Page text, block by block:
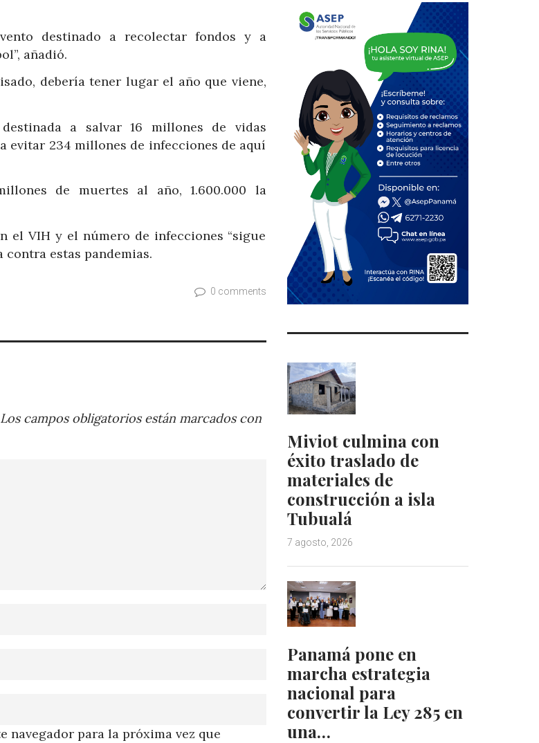
destinado a recolectar fondos y a
añadió.
debería tener lugar el año que viene,
a salvar 16 millones de vidas
evitar 234 millones de infecciones de aquí
de muertes al año, 1.600.000 la
el VIH y el número de infecciones “sigue
contra estas pandemias.
0 comments
Los campos obligatorios están marcados con
navegador para la próxima vez que
Miviot culmina con
éxito traslado de
materiales de
construcción a isla
Tubualá
7 agosto, 2026
Panamá pone en
marcha estrategia
nacional para
convertir la Ley 285 en
una…